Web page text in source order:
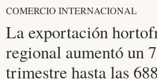
COMERCIO INTERNACIONAL
La exportación
regional aumentó un
trimestre hasta las